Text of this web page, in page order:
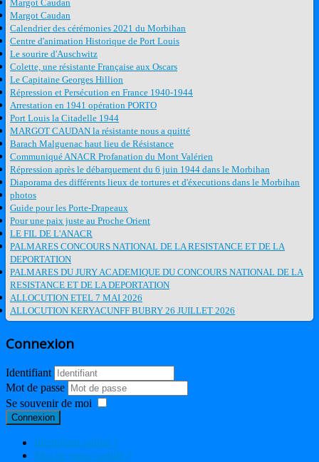
Margot Caudan
Margot Caudan
Calendrier des cérémonies 2021 du Morbihan
Centre d'animation Historique de Port Louis
Le sourire d'Auschwitz
Colette, une résistante Française aux Oscars
Le Capitaine Georges Hillion
Répression et Persécution en France 1940-1944
Arrestation en 1941 opération PORTO
Port Louis la Citadelle 1944
MARGOT CAUDAN la résistante nous a quitté
Barach Malguenac haut lieu de Résistance
Communiqué ANACR Profanation du Mont Valérien
Répression après le débarquement du 6 juin 1944 dans le Morbihan
Diaporama des différents lieux de tortures et d'éxecutions dans le Morbihan
photos
Guide pour les Porte-Drapeaux
Pour une paix juste au Proche Orient
LE FIL DE L'ANACR
PALMARES CONCOURS NATIONAL DE LA RESISTANCE ET DE LA
DEPORTATION
PALMARES DU JURY ACADEMIQUE DU CONCOURS NATIONAL DE LA
RESISTANCE ET DE LA DEPORTATION
ALLOCUTION ETEL 7 MAI 2026
ALLOCUTION KERYACUNFF BUBRY 26 JUILLET 2026
Connexion
Identifiant
Mot de passe
Se souvenir de moi
Connexion
Identifiant oublié ?
Mot de passe oublié ?